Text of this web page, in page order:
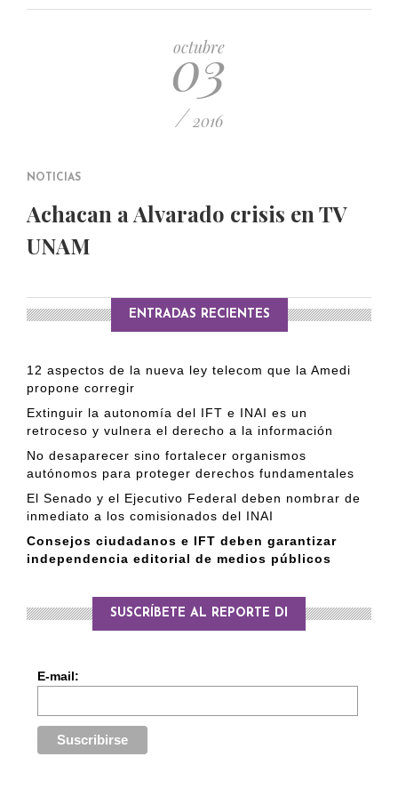
octubre
03
/ 2016
NOTICIAS
Achacan a Alvarado crisis en TV
UNAM
ENTRADAS RECIENTES
12 aspectos de la nueva ley telecom que la Amedi
propone corregir
Extinguir la autonomía del IFT e INAI es un
retroceso y vulnera el derecho a la información
No desaparecer sino fortalecer organismos
autónomos para proteger derechos fundamentales
El Senado y el Ejecutivo Federal deben nombrar de
inmediato a los comisionados del INAI
Consejos ciudadanos e IFT deben garantizar
independencia editorial de medios públicos
SUSCRÍBETE AL REPORTE DI
E-mail: